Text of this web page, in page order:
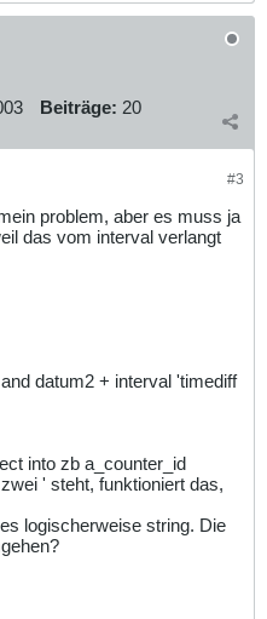
Beiträge: 20
#3
problem, aber es muss ja
das vom interval verlangt
datum2 + interval 'timediff
into zb a_counter_id
' steht, funktioniert das,
logischerweise string. Die